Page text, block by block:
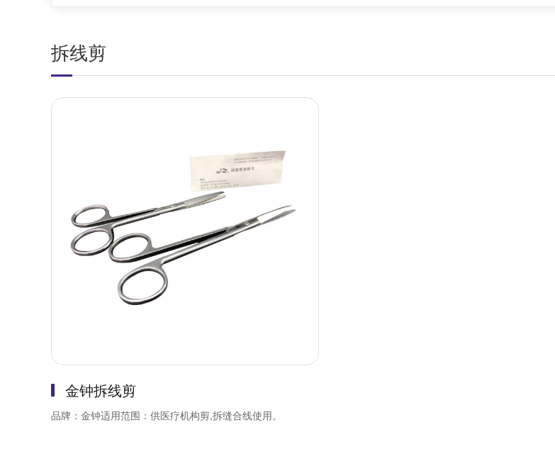
拆线剪
金钟拆线剪
品牌：金钟适用范围：供医疗机构剪,拆缝合线使用。